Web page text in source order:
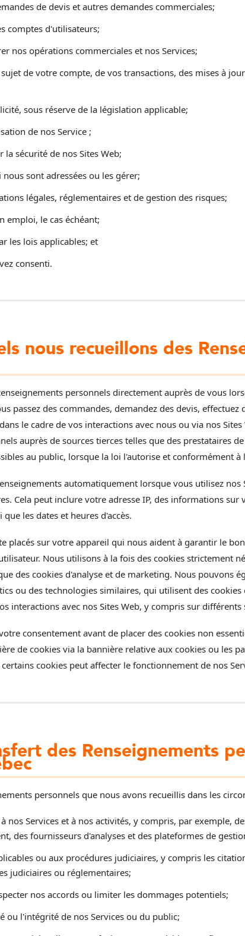
de devis et autres demandes commerciales;
comptes d'utilisateurs;
nos opérations commerciales et nos Services;
de votre compte, de vos transactions, des mises à
sous réserve de la législation applicable;
de nos Service ;
sécurité de nos Sites Web;
sont adressées ou les gérer;
légales, réglementaires et de gestion des risques;
emploi, le cas échéant;
les lois applicables; et
consenti.
nous recueillons des
personnels directement auprès de vous
passez des commandes, demandez des devis, effectuez
le cadre de vos interactions avec nous ou via nos
auprès de sources tierces telles que des prestataires
au public, lorsque la loi l'autorise et conformément à
automatiquement lorsque vous utilisez nos
Cela peut inclure votre adresse IP, des informations sur
les dates et heures d'accès.
placés sur votre appareil qui nous aident à garantir le
Nous utilisons à la fois des cookies strictement
des cookies d'analyse et de marketing. Nous pouvons
ou des technologies similaires, qui utilisent des
interactions avec nos Sites Web, y compris sur différents
consentement avant de placer des cookies non
de cookies via la bannière relative aux cookies ou les
cookies peut affecter le fonctionnement de nos
des Renseignements
personnels que nous avons recueillis dans les
nos Services et à nos activités, y compris, par exemple,
des fournisseurs d'analyses et des plateformes de
ou aux procédures judiciaires, y compris les
judiciaires ou réglementaires;
nos accords ou limiter les dommages potentiels;
ou l'intégrité de nos Services ou du public;